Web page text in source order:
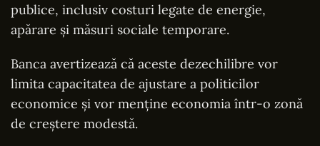
publice, inclusiv costuri legate de energie,
apărare și măsuri sociale temporare.
Banca avertizează că aceste dezechilibre vor
limita capacitatea de ajustare a politicilor
economice și vor menține economia într-o zonă
de creștere modestă.